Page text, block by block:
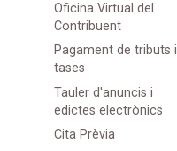
Oficina Virtual del
Contribuent
Pagament de tributs i
tases
Tauler d'anuncis i
edictes electrònics
Cita Prèvia